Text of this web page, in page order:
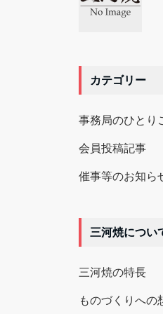
カテゴリー
事務局のひとり
会員投稿記事
催事等のお知ら
三河焼につい
三河焼の特長
ものづくりへの